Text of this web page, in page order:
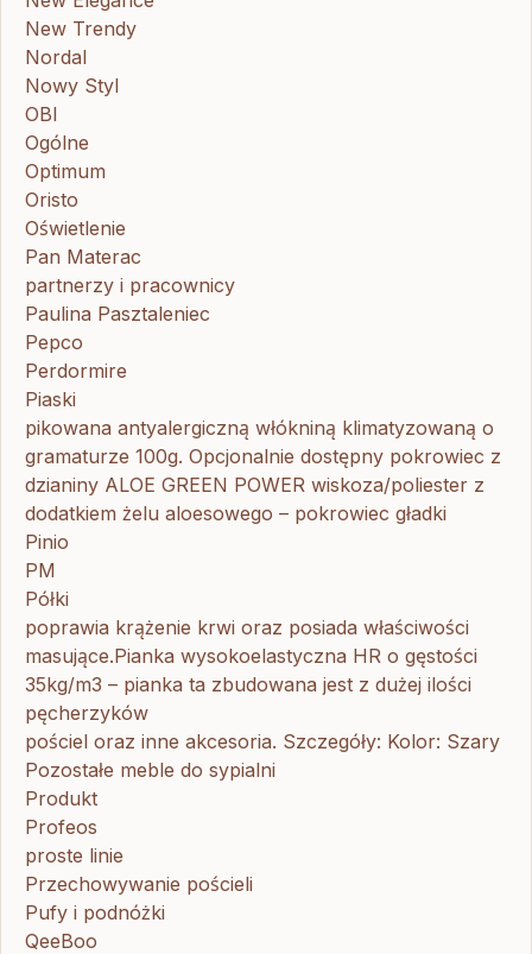
New Trendy
Nordal
Nowy Styl
OBI
Ogólne
Optimum
Oristo
Oświetlenie
Pan Materac
partnerzy i pracownicy
Paulina Pasztaleniec
Pepco
Perdormire
Piaski
pikowana antyalergiczną włókniną klimatyzowaną o
gramaturze 100g. Opcjonalnie dostępny pokrowiec z
dzianiny ALOE GREEN POWER wiskoza/poliester z
dodatkiem żelu aloesowego – pokrowiec gładki
Pinio
PM
Półki
poprawia krążenie krwi oraz posiada właściwości
masujące.Pianka wysokoelastyczna HR o gęstości
35kg/m3 – pianka ta zbudowana jest z dużej ilości
pęcherzyków
pościel oraz inne akcesoria. Szczegóły: Kolor: Szary
Pozostałe meble do sypialni
Produkt
Profeos
proste linie
Przechowywanie pościeli
Pufy i podnóżki
QeeBoo